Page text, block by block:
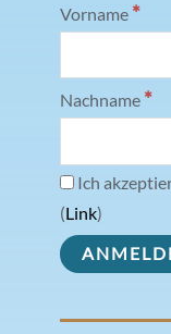
Vorname *
Nachname *
Ich
(Link)